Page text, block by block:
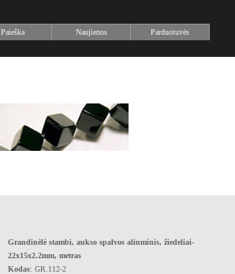
Paieška Naujienos
Parduotuvės
Grandinėlė stambi, aukso spalvos aliuminis, žiedeliai-
22x15x2.2mm, metras
Kodas: GR.112-2